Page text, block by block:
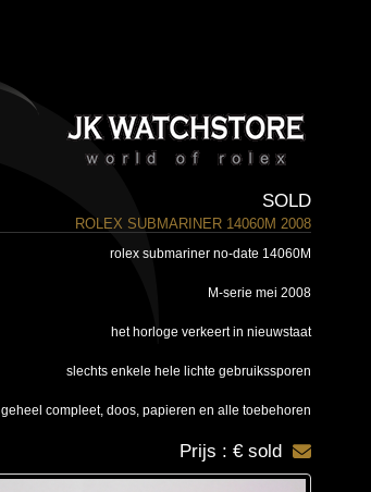
SOLD
ROLEX SUBMARINER 14060M 2008
rolex submariner no-date 14060M
M-serie mei 2008
het horloge verkeert in nieuwstaat
slechts enkele hele lichte gebruikssporen
geheel compleet, doos, papieren en alle toebehoren
Prijs : € sold